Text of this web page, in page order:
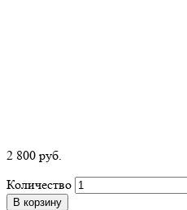
2 800 руб.
Количество
В корзину